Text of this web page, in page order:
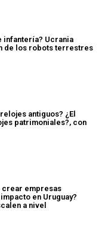
infantería? Ucrania
de los robots terrestres
antiguos? ¿El
patrimoniales?, con
crear empresas
en Uruguay?
a nivel